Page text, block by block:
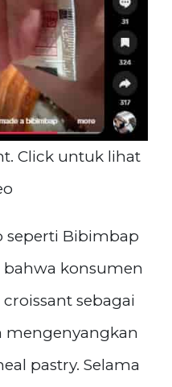
Click untuk lihat
seperti Bibimbap
konsumen
sebagai
mengenyangkan
pastry. Selama